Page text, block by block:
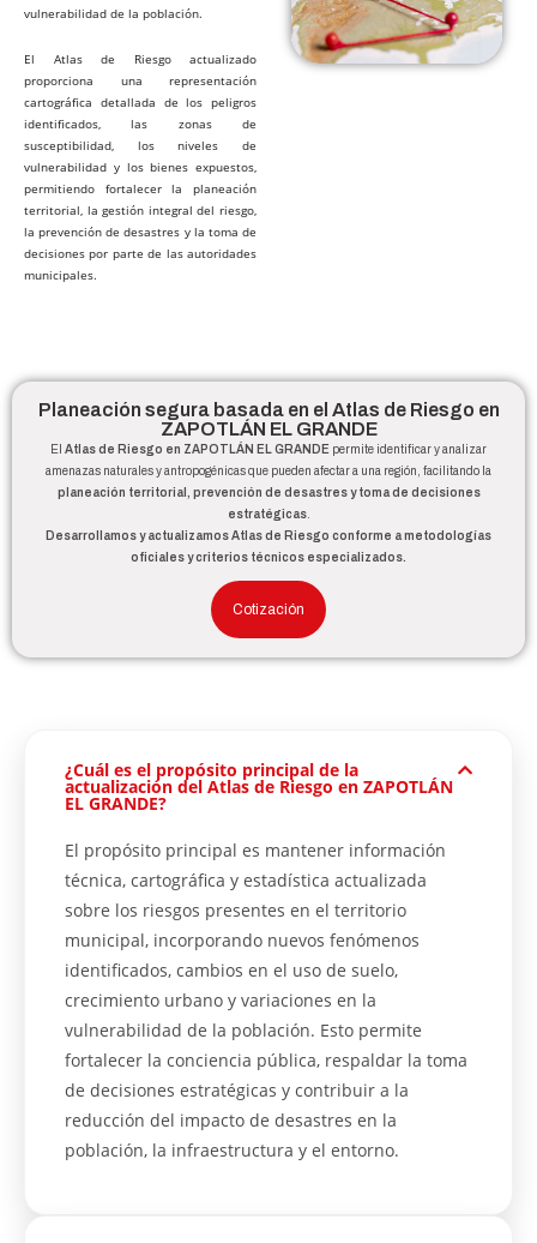
vulnerabilidad de la población.
El Atlas de Riesgo actualizado
proporciona una representación
cartográfica detallada de los peligros
identificados, las zonas de
susceptibilidad, los niveles de
vulnerabilidad y los bienes expuestos,
permitiendo fortalecer la planeación
territorial, la gestión integral del riesgo,
la prevención de desastres y la toma de
decisiones por parte de las autoridades
municipales.
Planeación segura basada en el Atlas de Riesgo en
ZAPOTLÁN EL GRANDE
El Atlas de Riesgo en ZAPOTLÁN EL GRANDE permite identificar y analizar
amenazas naturales y antropogénicas que pueden afectar a una región, facilitando la
planeación territorial, prevención de desastres y toma de decisiones
estratégicas.
Desarrollamos y actualizamos Atlas de Riesgo conforme a metodologías
oficiales y criterios técnicos especializados.
Cotización
¿Cuál es el propósito principal de la
actualización del Atlas de Riesgo en ZAPOTLÁN
EL GRANDE?
El propósito principal es mantener información
técnica, cartográfica y estadística actualizada
sobre los riesgos presentes en el territorio
municipal, incorporando nuevos fenómenos
identificados, cambios en el uso de suelo,
crecimiento urbano y variaciones en la
vulnerabilidad de la población. Esto permite
fortalecer la conciencia pública, respaldar la toma
de decisiones estratégicas y contribuir a la
reducción del impacto de desastres en la
población, la infraestructura y el entorno.